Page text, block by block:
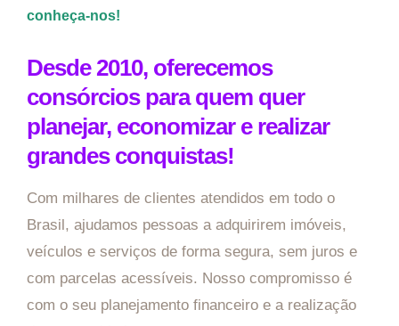
conheça-nos!
Desde 2010, oferecemos
consórcios para quem quer
planejar, economizar e realizar
grandes conquistas!
Com milhares de clientes atendidos em todo o
Brasil, ajudamos pessoas a adquirirem imóveis,
veículos e serviços de forma segura, sem juros e
com parcelas acessíveis. Nosso compromisso é
com o seu planejamento financeiro e a realização